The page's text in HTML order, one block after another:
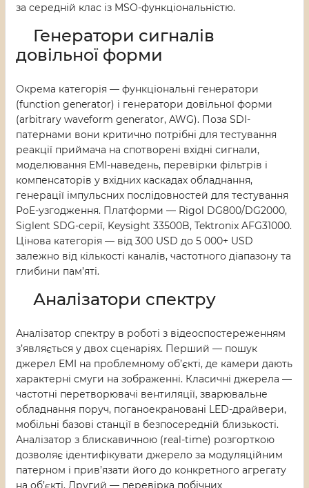
за середній клас із MSO-функціональністю.
Генератори сигналів
довільної форми
Окрема категорія — функціональні генератори
(function generator) і генератори довільної форми
(arbitrary waveform generator, AWG). Поза SDI-
патернами вони критично потрібні для тестування
реакції приймача на спотворені вхідні сигнали,
моделювання EMI-наведень, перевірки фільтрів і
компенсаторів у вхідних каскадах обладнання,
генерації імпульсних послідовностей для тестування
PoE-узгодження. Платформи — Rigol DG800/DG2000,
Siglent SDG-серії, Keysight 33500B, Tektronix AFG31000.
Цінова категорія — від 300 USD до 5 000+ USD
залежно від кількості каналів, частотного діапазону та
глибини пам’яті.
Аналізатори спектру
Аналізатор спектру в роботі з відеоспостереженням
з’являється у двох сценаріях. Перший — пошук
джерел EMI на проблемному об’єкті, де камери дають
характерні смуги на зображенні. Класичні джерела —
частотні перетворювачі вентиляції, зварювальне
обладнання поруч, поганоекрановані LED-драйвери,
мобільні базові станції в безпосередній близькості.
Аналізатор з блискавичною (real-time) розгорткою
дозволяє ідентифікувати джерело за модуляційним
патерном і прив’язати його до конкретного агрегату
на об’єкті. Другий — перевірка побічних